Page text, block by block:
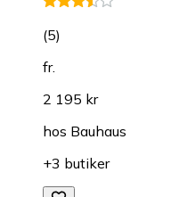
(5)
fr.
2 195 kr
hos Bauhaus
+3 butiker